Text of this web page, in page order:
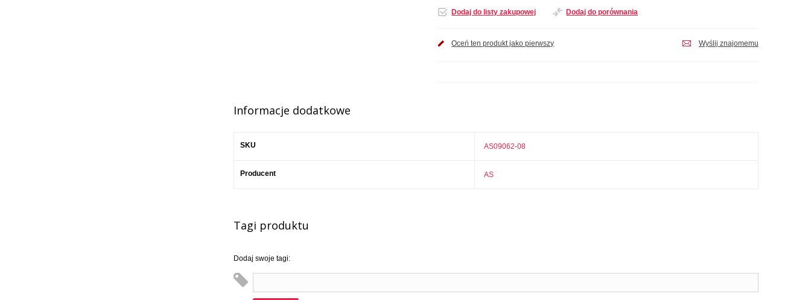
Dodaj do listy zakupowej Dodaj do porównania
Oceń ten produkt jako pierwszy Wyślij znajomemu
Informacje dodatkowe
SKU AS09062-08
Producent AS
Tagi produktu
Dodaj swoje tagi: